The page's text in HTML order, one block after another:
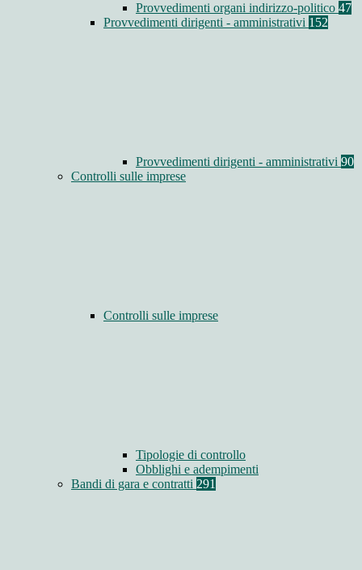
Provvedimenti organi indirizzo-politico 47
Provvedimenti dirigenti - amministrativi 152
Provvedimenti dirigenti - amministrativi 90
Controlli sulle imprese
Controlli sulle imprese
Tipologie di controllo
Obblighi e adempimenti
Bandi di gara e contratti 291